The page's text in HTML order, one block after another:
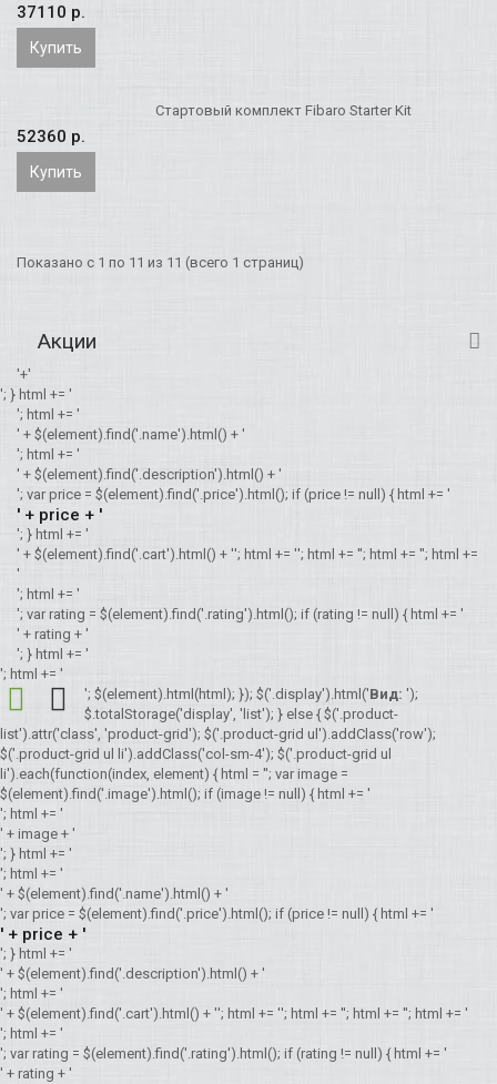
37110 p.
Купить
Стартовый комплект Fibaro Starter Kit
52360 p.
Купить
Показано с 1 по 11 из 11 (всего 1 страниц)
Акции
'+'
'; } html += '
'; html += '
' + $(element).find('.name').html() + '
'; html += '
' + $(element).find('.description').html() + '
'; var price = $(element).find('.price').html(); if (price != null) { html += '
' + price + '
'; } html += '
'; html += '
' + $(element).find('.cart').html() + ' '; html += ''; html += ''; html +=
'
'; html += '
'; var rating = $(element).find('.rating').html(); if (rating != null) { html += '
' + rating + '
'; } html += '
'; html += '
'; $(element).html(html); }); $('.display').html('Вид: ');
$.totalStorage('display', 'list'); } else { $('.product-
list').attr('class', 'product-grid'); $('.product-grid ul').addClass('row');
$('.product-grid ul li').addClass('col-sm-4'); $('.product-grid ul
li').each(function(index, element) { html = ''; var image =
$(element).find('.image').html(); if (image != null) { html += '
'; html += '
' + image + '
'; } html += '
'; html += '
' + $(element).find('.name').html() + '
'; var price = $(element).find('.price').html(); if (price != null) { html += '
' + price + '
'; } html += '
' + $(element).find('.description').html() + '
'; html += '
'; html += '
' + $(element).find('.cart').html() + ' '; html += ''; html += ''; html += '
'; html += '
'; var rating = $(element).find('.rating').html(); if (rating != null) { html += '
' + rating + '